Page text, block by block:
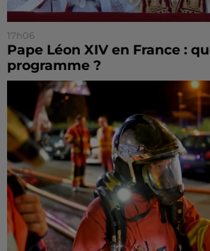
17h06
Pape Léon XIV en France :
programme ?